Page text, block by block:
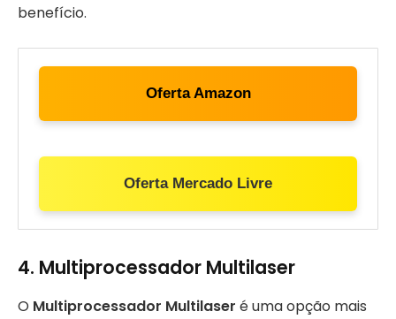
benefício.
Oferta Amazon
Oferta Mercado Livre
4. Multiprocessador Multilaser
O Multiprocessador Multilaser é uma opção mais